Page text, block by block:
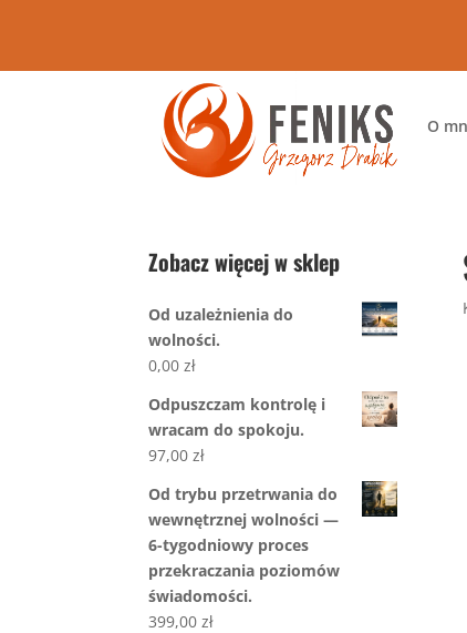
O
Zobacz więcej w sklep
Od uzależnienia do
wolności.
0,00zł
Odpuszczam kontrolę i
wracam do spokoju.
97,00zł
Od trybu przetrwania do
wewnętrznej wolności —
6-tygodniowy proces
przekraczania poziomów
świadomości.
399,00zł